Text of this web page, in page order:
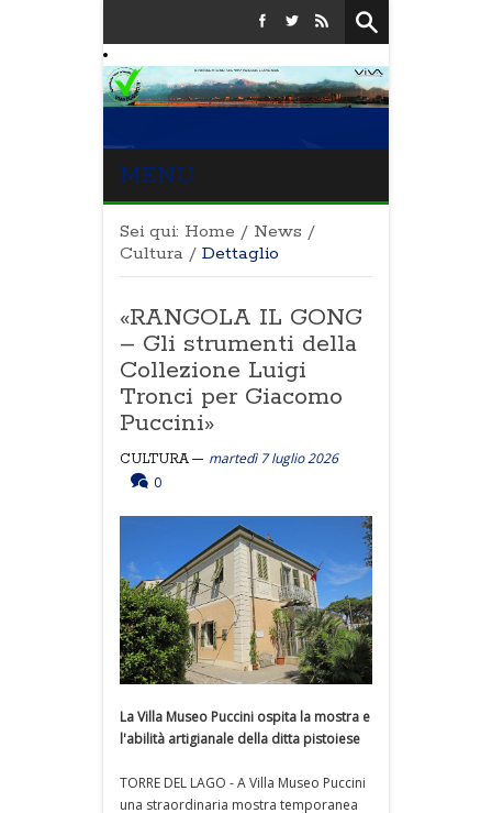
MENU
Sei qui: Home / News /
Cultura / Dettaglio
«RANGOLA IL GONG
– Gli strumenti della
Collezione Luigi
Tronci per Giacomo
Puccini»
CULTURA
martedì 7 luglio 2026
0
La Villa Museo Puccini ospita la mostra e
l'abilità artigianale della ditta pistoiese
TORRE DEL LAGO - A Villa Museo Puccini
una straordinaria mostra temporanea